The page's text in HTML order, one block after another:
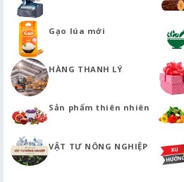
Gạo lúa mới
HÀNG THANH LÝ
Sản phẩm thiên nhiên
VẬT TƯ NÔNG NGHIỆP